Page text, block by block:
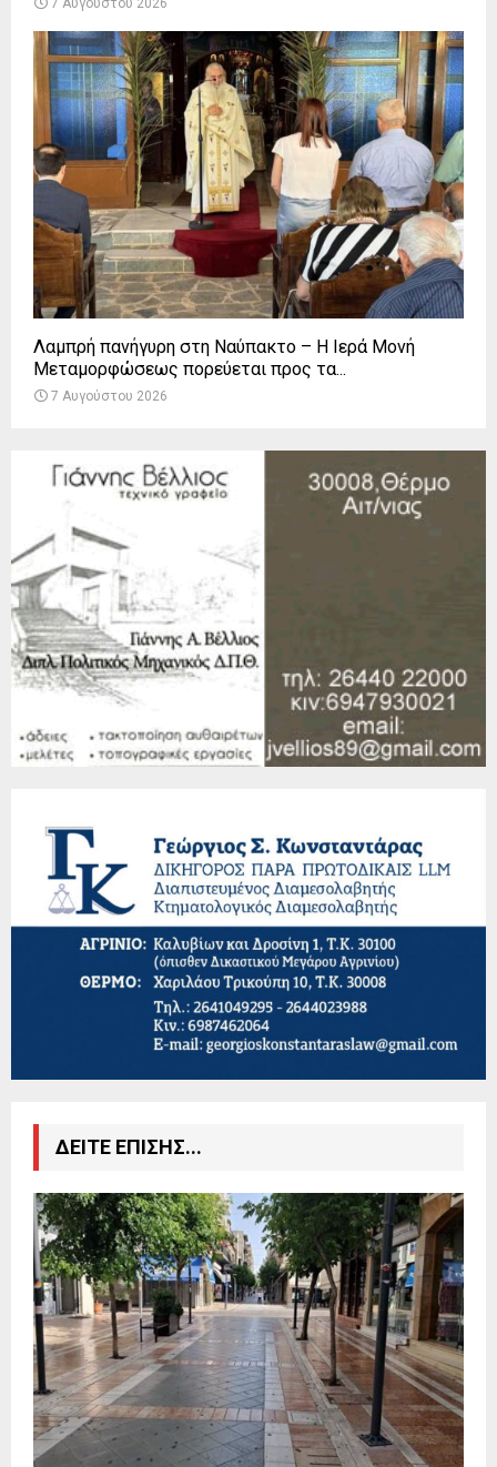
7 Αυγούστου 2026
Λαμπρή πανήγυρη στη Ναύπακτο – Η Ιερά Μονή
Μεταμορφώσεως πορεύεται προς τα...
7 Αυγούστου 2026
ΔΕΙΤΕ ΕΠΙΣΗΣ...